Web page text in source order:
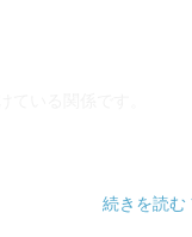
アンジュに命を奪わな